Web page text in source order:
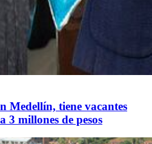
Medellín, tiene vacantes
3 millones de pesos